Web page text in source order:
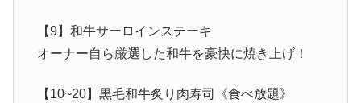
【9】和牛サーロインステーキ
オーナー自ら厳選した和牛を豪快に焼き上げ！
【10~20】黒毛和牛炙り肉寿司《食べ放題》